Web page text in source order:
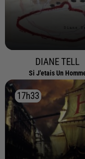
DIANE TELL
Si J'etais Un
17h33
17h33